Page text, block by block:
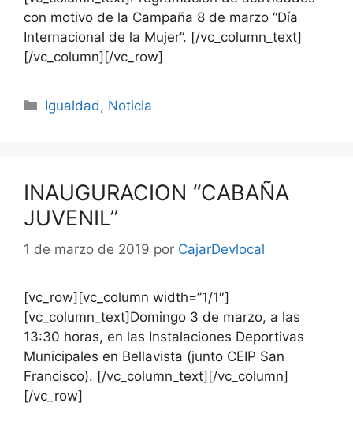
con motivo de la Campaña 8 de marzo “Día
Internacional de la Mujer”. [/vc_column_text]
[/vc_column][/vc_row]
Igualdad , Noticia
INAUGURACION “CABAÑA
JUVENIL”
1 de marzo de 2019 por CajarDevlocal
[vc_row][vc_column width=”1/1″]
[vc_column_text]Domingo 3 de marzo, a las
13:30 horas, en las Instalaciones Deportivas
Municipales en Bellavista (junto CEIP San
Francisco). [/vc_column_text][/vc_column]
[/vc_row]